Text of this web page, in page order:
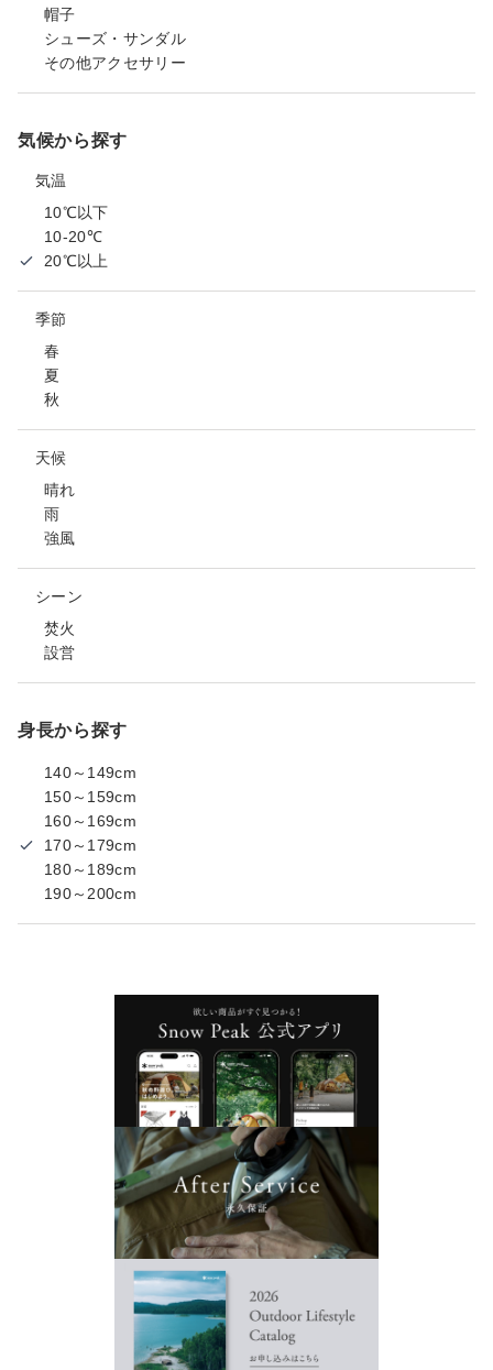
帽子
シューズ・サンダル
その他アクセサリー
気候から探す
気温
10℃以下
10-20℃
20℃以上
季節
春
夏
秋
天候
晴れ
雨
強風
シーン
焚火
設営
身長から探す
140～149cm
150～159cm
160～169cm
170～179cm
180～189cm
190～200cm